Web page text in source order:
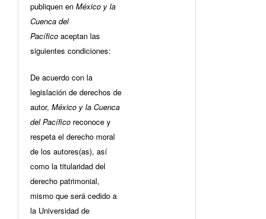
publiquen en México y la
Cuenca del
Pacífico aceptan las
siguientes condiciones:
De acuerdo con la
legislación de derechos de
autor, México y la Cuenca
del Pacífico reconoce y
respeta el derecho moral
de los autores(as), así
como la titularidad del
derecho patrimonial,
mismo que será cedido a
la Universidad de